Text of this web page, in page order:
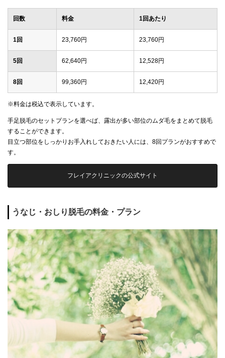
回数 料金 1回あたり
1回 23,760円 23,760円
5回 62,640円 12,528円
8回 99,360円 12,420円
※料金は税込で表示しています。
手足脱毛のセットプランを選べば、露出が多い部位のムダ毛をまとめて脱毛
することができます。
目立つ部位をしっかりお手入れしておきたい人には、8回プランがおすすめで
す。
フレイアクリニックの公式サイト
うなじ・おしり脱毛の料金・プラン